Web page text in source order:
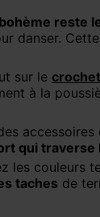
reste
danser.
sur le crochet
à la
des
qui traverse
les couleurs
taches de